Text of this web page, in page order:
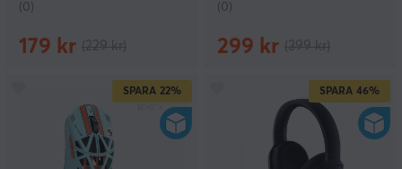
(0)
179 kr
(0)
299 kr
SPARA 22% SPARA 46%